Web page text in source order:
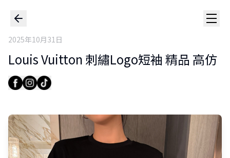
2025年10月31日
Louis Vuitton 刺繡Logo短袖 精品 高仿